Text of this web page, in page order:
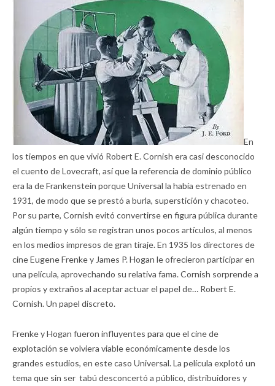
En
los tiempos en que vivió Robert E. Cornish era casi desconocido
el cuento de Lovecraft, así que la referencia de dominio público
era la de Frankenstein porque Universal la había estrenado en
1931, de modo que se prestó a burla, superstición y chacoteo.
Por su parte, Cornish evitó convertirse en figura pública durante
algún tiempo y sólo se registran unos pocos artículos, al menos
en los medios impresos de gran tiraje. En 1935 los directores de
cine Eugene Frenke y James P. Hogan le ofrecieron participar en
una película, aprovechando su relativa fama. Cornish sorprende a
propios y extraños al aceptar actuar el papel de… Robert E.
Cornish. Un papel discreto.
Frenke y Hogan fueron influyentes para que el cine de
explotación se volviera viable económicamente desde los
grandes estudios, en este caso Universal. La película explotó un
tema que sin ser tabú desconcertó a público, distribuidores y